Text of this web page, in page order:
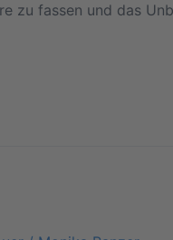
zu fassen und das